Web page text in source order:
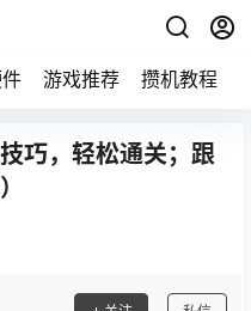
游戏推荐 攒机教程
巧，轻松通关；跟